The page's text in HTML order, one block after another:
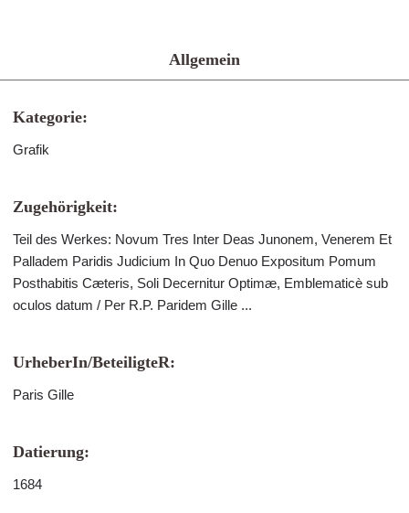
Allgemein
Kategorie:
Grafik
Zugehörigkeit:
Teil des Werkes: Novum Tres Inter Deas Junonem, Venerem Et
Palladem Paridis Judicium In Quo Denuo Expositum Pomum
Posthabitis Cæteris, Soli Decernitur Optimæ, Emblematicè sub
oculos datum / Per R.P. Paridem Gille ...
UrheberIn/BeteiligteR:
Paris Gille
Datierung:
1684